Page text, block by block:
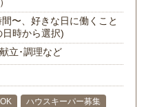
〜、好きな日に働くこと
時から選択)
立･調理など
ハウスキーパー募集